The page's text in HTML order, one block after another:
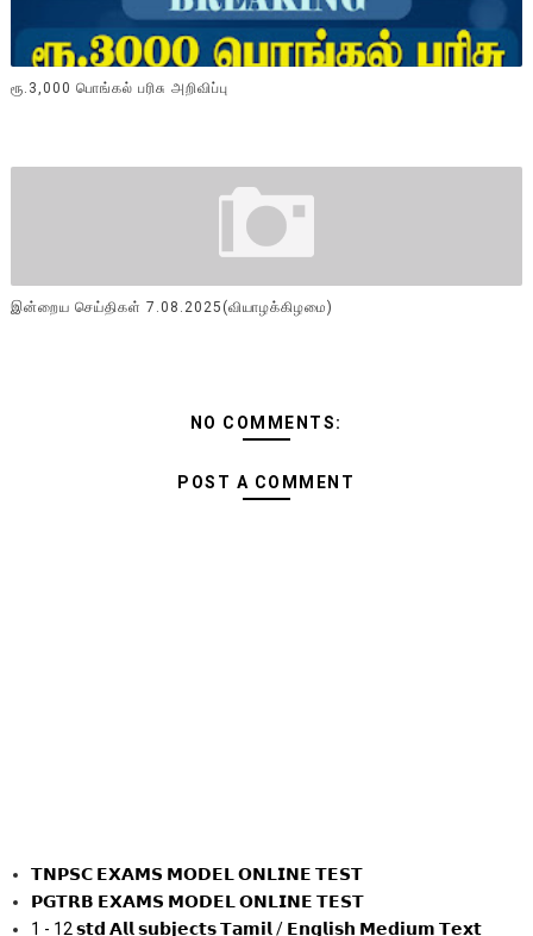
ரூ.3,000 பொங்கல் பரிசு அறிவிப்பு
இன்றைய செய்திகள் 7.08.2025(வியாழக்கிழமை)
NO COMMENTS:
POST A COMMENT
𝗧𝗡𝗣𝗦𝗖 𝗘𝗫𝗔𝗠𝗦 𝗠𝗢𝗗𝗘𝗟 𝗢𝗡𝗟𝗜𝗡𝗘 𝗧𝗘𝗦𝗧
𝗣𝗚𝗧𝗥𝗕 𝗘𝗫𝗔𝗠𝗦 𝗠𝗢𝗗𝗘𝗟 𝗢𝗡𝗟𝗜𝗡𝗘 𝗧𝗘𝗦𝗧
1 - 12 𝘀𝘁𝗱 𝗔𝗹𝗹 𝘀𝘂𝗯𝗷𝗲𝗰𝘁𝘀 𝗧𝗮𝗺𝗶𝗹 / 𝗘𝗻𝗴𝗹𝗶𝘀𝗵 𝗠𝗲𝗱𝗶𝘂𝗺 𝗧𝗲𝘅𝘁